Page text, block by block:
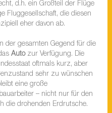
d.h. ein Großteil der Flüge
Fluggesellschaft, die diesen
eher davon ab.
der gesamten Gegend für die
Autozur Verfügung. Die
oftmals kurz, aber
sehr zu wünschen
eine große
– nicht nur für den
die drohenden Erdrutsche.